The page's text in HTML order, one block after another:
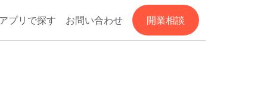
プリで探す お問い合わせ 開業相談